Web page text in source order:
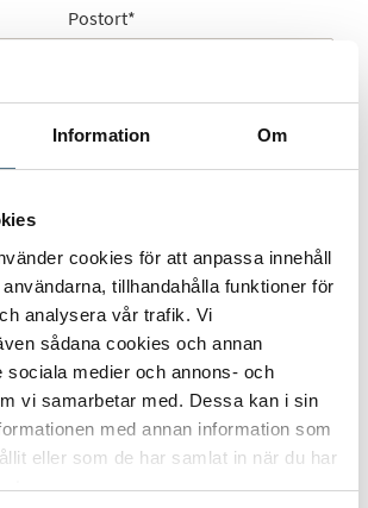
Information Om
cookies för att anpassa innehåll
tillhandahålla funktioner för
analysera vår trafik. Vi
sådana cookies och annan
sociala medier och annons- och
vi samarbetar med. Dessa kan i sin
med annan information som
eller som de har samlat in när du har
Postort*
(5 siffror utan mellanslag)